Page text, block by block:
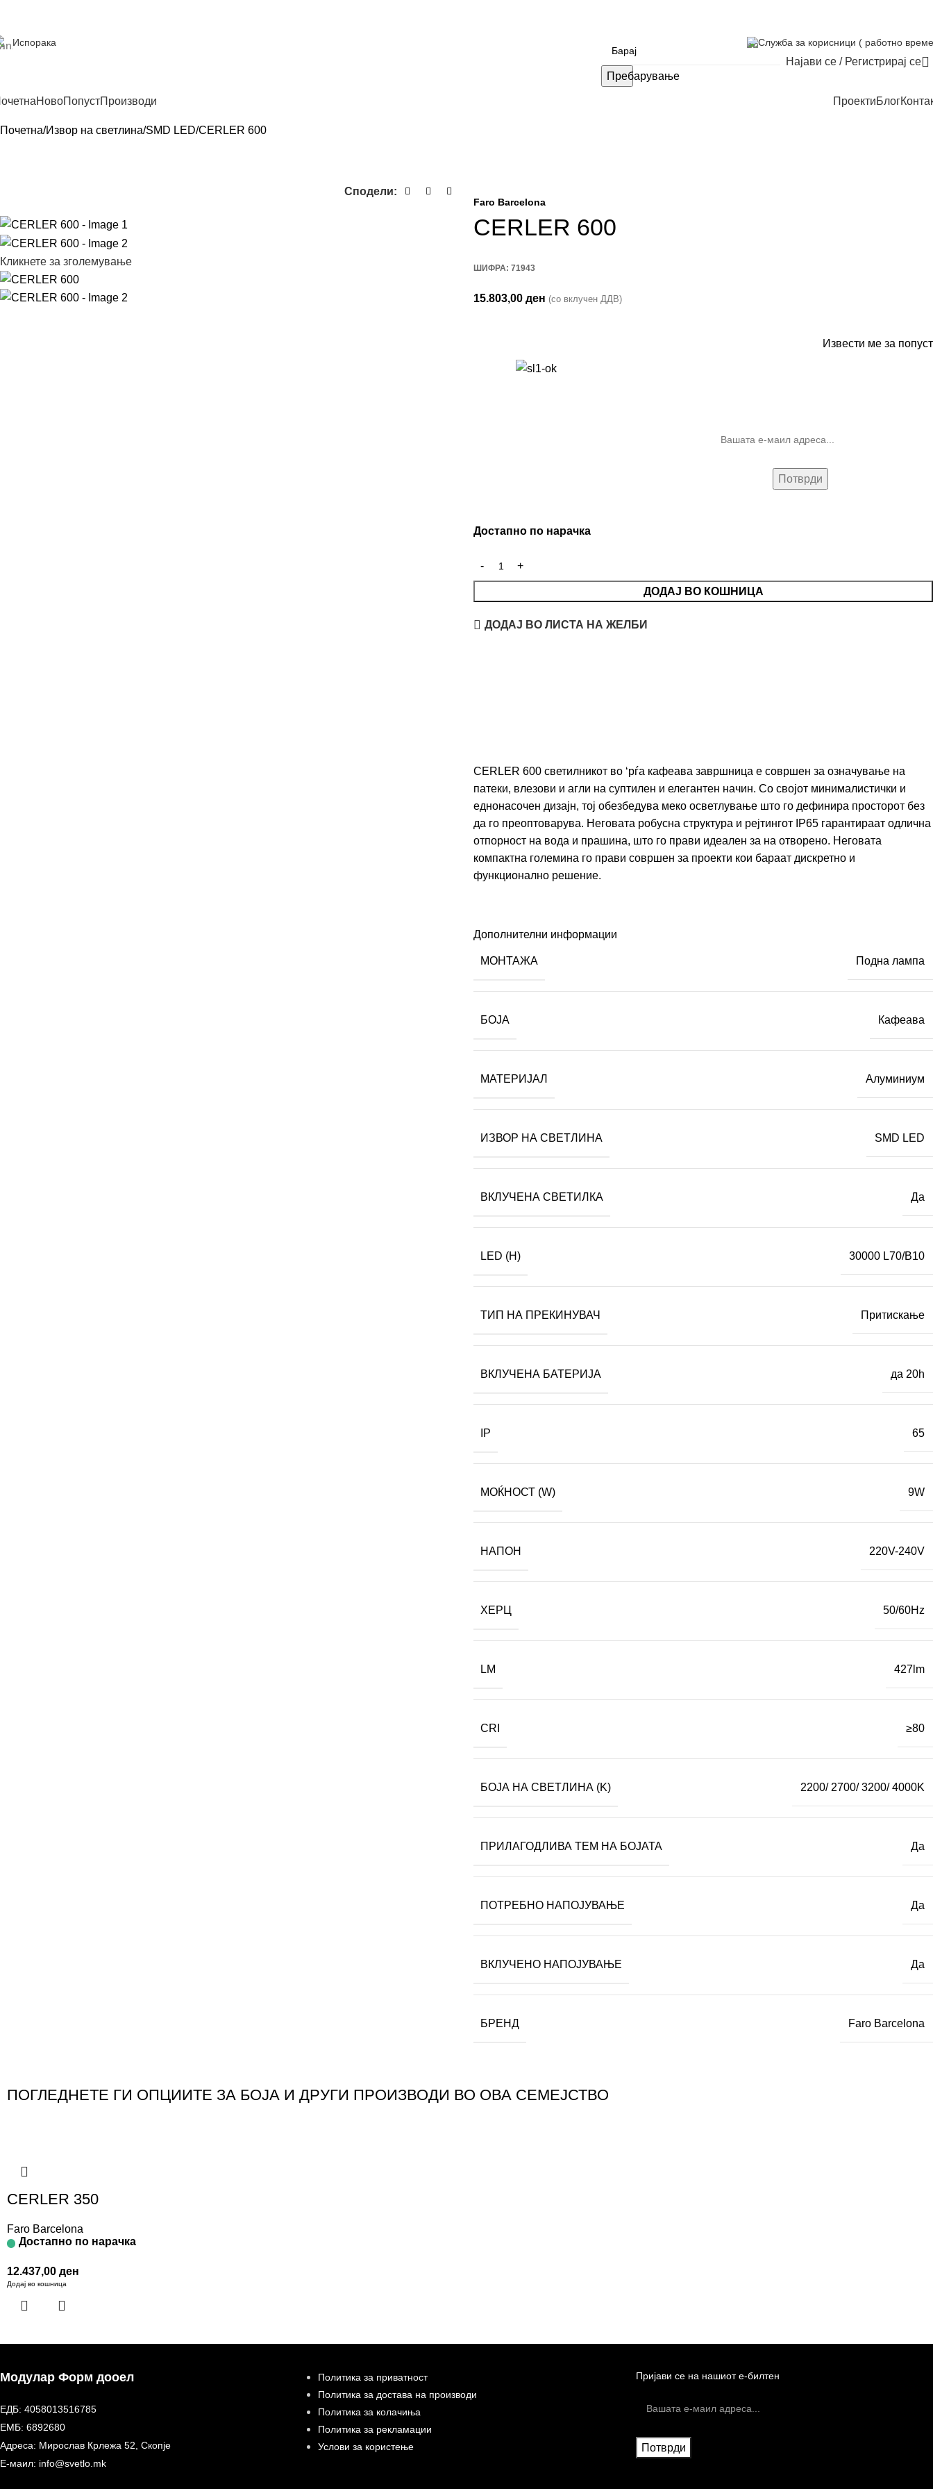
Испорака Служба за корисници ( работно
Пребарување
Најави се / Регистрирај се
НовоПопустПроизводи ПроектиБлог
Почетна Извор на светлина SMD LED CERLER 600
Сподели:
Кликнете за зголемување
Faro Barcelona
CERLER 600
ШИФРА: 71943
15.803,00 ден (со вклучен ДДВ)
Извести ме за попуст
Достапно по нарачка
ДОДАЈ ВО КОШНИЦА
ДОДАЈ ВО ЛИСТА НА ЖЕЛБИ
CERLER 600 светилникот во ‘рѓа кафеава завршница е совршен за означување на
патеки, влезови и агли на суптилен и елегантен начин. Со својот минималистички и
еднонасочен дизајн, тој обезбедува меко осветлување што го дефинира просторот без
да го преоптоварува. Неговата робусна структура и рејтингот IP65 гарантираат одлична
отпорност на вода и прашина, што го прави идеален за на отворено. Неговата
компактна големина го прави совршен за проекти кои бараат дискретно и
функционално решение.
Дополнителни информации
МОНТАЖА Подна лампа
БОЈА Кафеава
МАТЕРИЈАЛ Алуминиум
ИЗВОР НА СВЕТЛИНА SMD LED
ВКЛУЧЕНА СВЕТИЛКА Да
LED (H) 30000 L70/B10
ТИП НА ПРЕКИНУВАЧ Притискање
ВКЛУЧЕНА БАТЕРИЈА да 20h
IP 65
МОЌНОСТ (W) 9W
НАПОН 220V-240V
ХЕРЦ 50/60Hz
LM 427lm
CRI ≥80
БОЈА НА СВЕТЛИНА (K) 2200/ 2700/ 3200/ 4000K
ПРИЛАГОДЛИВА ТЕМ НА БОЈАТА Да
ПОТРЕБНО НАПОЈУВАЊЕ Да
ВКЛУЧЕНО НАПОЈУВАЊЕ Да
БРЕНД Faro Barcelona
ПОГЛЕДНЕТЕ ГИ ОПЦИИТЕ ЗА БОЈА И ДРУГИ ПРОИЗВОДИ ВО ОВА СЕМЕЈСТВО
CERLER 350
Faro Barcelona
Достапно по нарачка
12.437,00 ден
Додај во кошница
Модулар Форм дооел
ЕДБ: 4058013516785
ЕМБ: 6892680
Адреса: Мирослав Крлежа 52, Скопје
Е-маил: info@svetlo.mk
Политика за приватност
Политика за достава на производи
Политика за колачиња
Политика за рекламации
Услови за користење
Пријави се на нашиот е-билтен